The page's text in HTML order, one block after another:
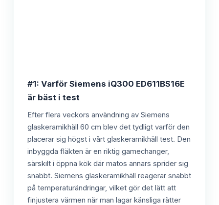
#1: Varför Siemens iQ300 ED611BS16E
är bäst i test
Efter flera veckors användning av Siemens
glaskeramikhäll 60 cm blev det tydligt varför den
placerar sig högst i vårt glaskeramikhäll test. Den
inbyggda fläkten är en riktig gamechanger,
särskilt i öppna kök där matos annars sprider sig
snabbt. Siemens glaskeramikhäll reagerar snabbt
på temperaturändringar, vilket gör det lätt att
finjustera värmen när man lagar känsliga rätter